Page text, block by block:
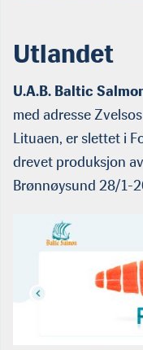
Utlandet
U.A.B. Baltic
med adresse
Lituaen, er slettet i
drevet produksjon
Brønnøysund 28/1-